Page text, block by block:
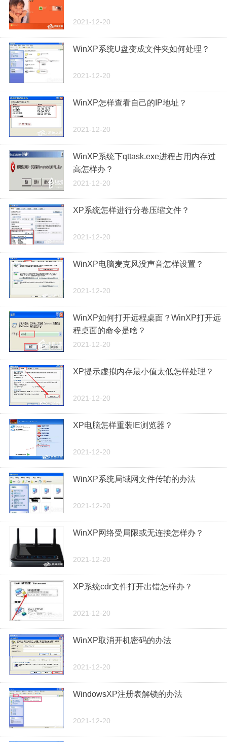
2021-12-20
WinXP系统U盘变成文件夹如何处理？
2021-12-20
WinXP怎样查看自己的IP地址？
2021-12-20
WinXP系统下qttask.exe进程占用内存过
高怎样办？
2021-12-20
XP系统怎样进行分卷压缩文件？
2021-12-20
WinXP电脑麦克风没声音怎样设置？
2021-12-20
WinXP如何打开远程桌面？WinXP打开远
程桌面的命令是啥？
2021-12-20
XP提示虚拟内存最小值太低怎样处理？
2021-12-20
XP电脑怎样重装IE浏览器？
2021-12-20
WinXP系统局域网文件传输的办法
2021-12-20
WinXP网络受局限或无连接怎样办？
2021-12-20
XP系统cdr文件打开出错怎样办？
2021-12-20
WinXP取消开机密码的办法
2021-12-20
WindowsXP注册表解锁的办法
2021-12-20